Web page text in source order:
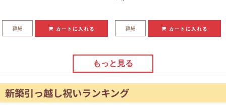
詳細 カートに入れる 詳細 カートに入れる
もっと見る
新築引っ越し祝いランキング